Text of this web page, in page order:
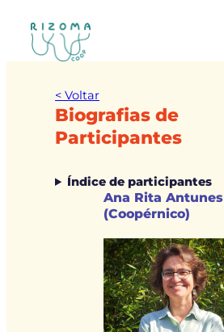
< Voltar
Biografias de
Participantes
Índice de participantes
Ana Rita Antunes
(Coopérnico)